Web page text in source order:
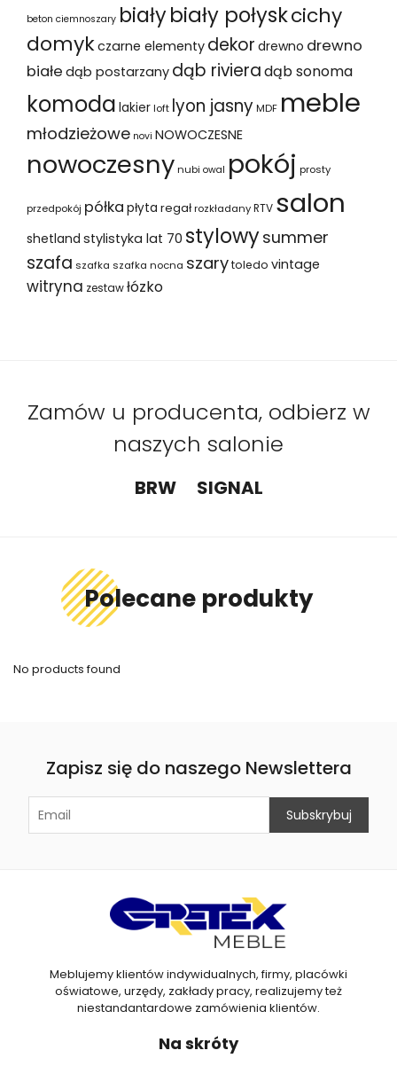
beton ciemnoszary białybiały połyskcichy
domykczarne elementy dekor drewno drewno
białe dąb postarzany dąb rivieradąb sonoma
komoda lakierloft lyon jasny MDF meble
młodzieżowe novi NOWOCZESNE
nowoczesnynubi owal pokój prosty
przedpokój półka płyta regałrozkładanyRTV salon
shetland stylistyka lat 70 stylowysummer
szafa szafka szafka nocna szarytoledo vintage
witryna zestawłózko
Zamów u producenta, odbierz w
naszych salonie
BRW SIGNAL
Polecane produkty
No products found
Zapisz się do naszego Newslettera
Meblujemy klientów indywidualnych, firmy, placówki
oświatowe, urzędy, zakłady pracy, realizujemy też
niestandantardowe zamówienia klientów.
Na skróty